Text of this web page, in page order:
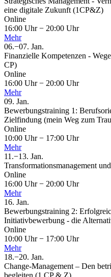
eine digitale Zukunft (1CP&Z)
Online
16:00 Uhr− 20:00 Uhr
Mehr
06.−07. Jan.
Finanzielle Kompetenzen -
CP)
Online
16:00 Uhr− 20:00 Uhr
Mehr
09. Jan.
Bewerbungstraining 1:
Zielfindung (mein Weg zum
Online
10:00 Uhr− 17:00 Uhr
Mehr
11.−13. Jan.
Transformationsmanagement
Online
16:00 Uhr− 20:00 Uhr
Mehr
16. Jan.
Bewerbungstraining 2:
Initiativbewerbung - die
Online
10:00 Uhr− 17:00 Uhr
Mehr
18.−20. Jan.
Change-Management – Den